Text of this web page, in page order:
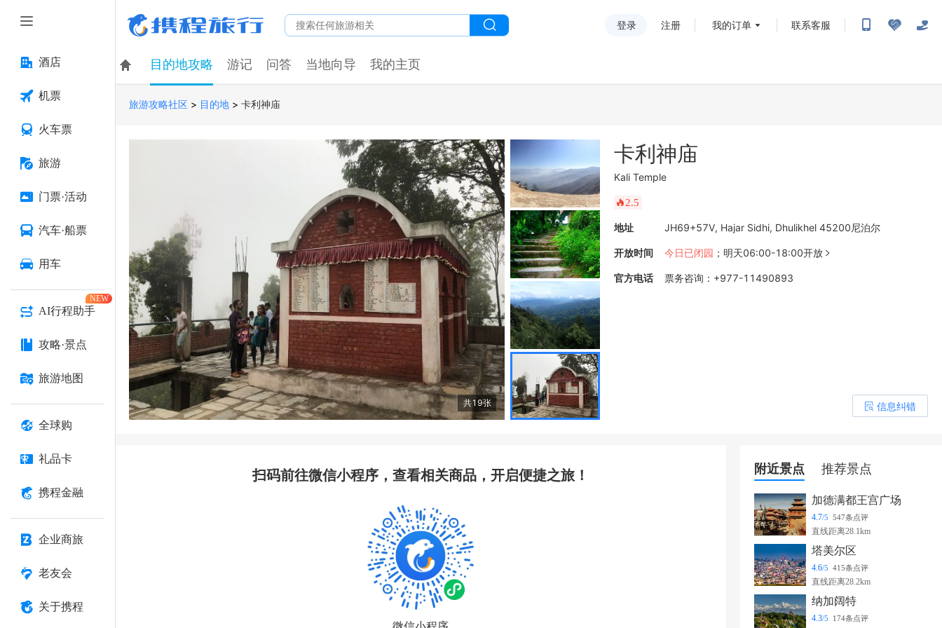
酒店
机票
火车票
旅游
门票·活动
汽车·船票
用车
AI行程助手
NEW
攻略·景点
旅游地图
全球购
礼品卡
携程金融
企业商旅
老友会
关于携程
登录 注册 我的订单 联系客服
目的地攻略 游记 问答 当地向导 我的主页
旅游攻略社区 > 目的地 > 卡利神庙
共19张
卡利神庙
Kali Temple
󰺂 2.5
地址 JH69+57V, Hajar Sidhi, Dhulikhel 45200尼泊尔
开放时间 今日已闭园 ； 明天06:00-18:00开放 
官方电话 票务咨询 ： +977-11490893
󰎒 信息纠错
扫码前往微信小程序，查看相关商品，开启便捷之旅！ 附近景点 推荐景点
加德满都王宫广场
4.7/5 547条点评
直线距离28.1km
塔美尔区
4.6/5 415条点评
直线距离28.2km
纳加阔特
4.3/5 174条点评